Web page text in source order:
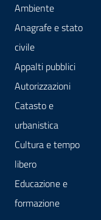
Ambiente
Anagrafe e stato
civile
Appalti pubblici
Autorizzazioni
Catasto e
urbanistica
Cultura e tempo
libero
Educazione e
formazione